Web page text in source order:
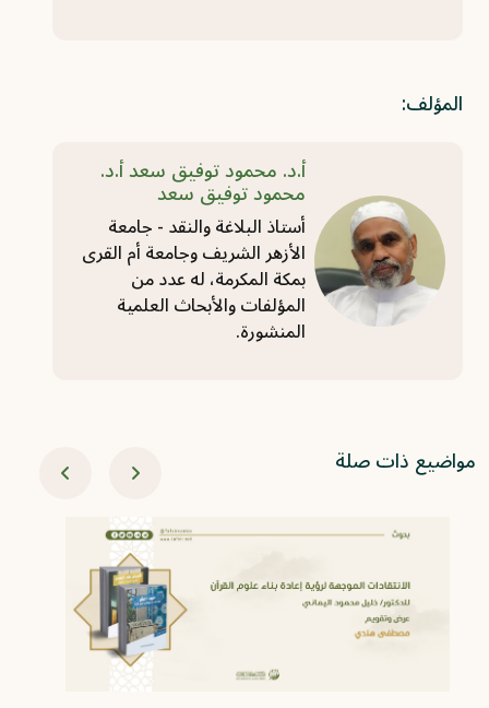
المؤلف:
أ.د. محمود توفيق سعد أ.د.
محمود توفيق سعد
أستاذ البلاغة والنقد - جامعة
الأزهر الشريف وجامعة أم القرى
بمكة المكرمة، له عدد من
المؤلفات والأبحاث العلمية
المنشورة.
مواضيع ذات صلة